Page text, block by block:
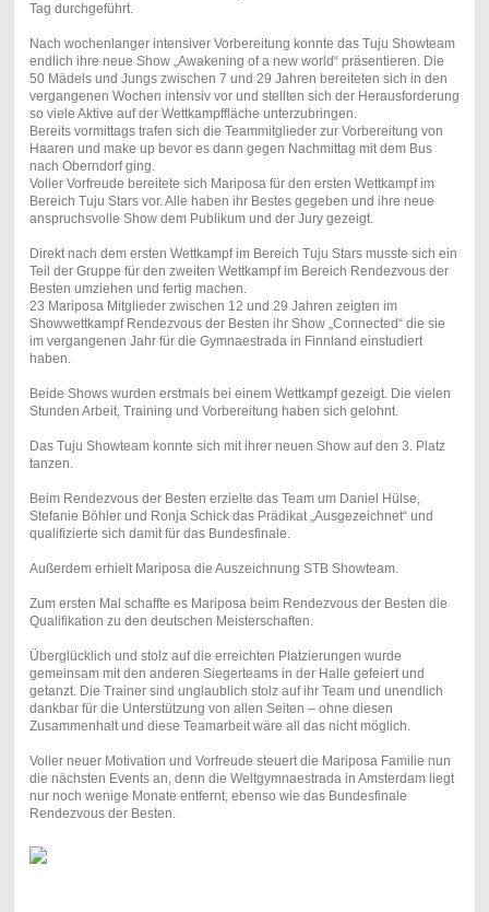
Tag durchgeführt.
Nach wochenlanger intensiver Vorbereitung konnte das Tuju Showteam
endlich ihre neue Show „Awakening of a new world“ präsentieren. Die
50 Mädels und Jungs zwischen 7 und 29 Jahren bereiteten sich in den
vergangenen Wochen intensiv vor und stellten sich der Herausforderung
so viele Aktive auf der Wettkampffläche unterzubringen.
Bereits vormittags trafen sich die Teammitglieder zur Vorbereitung von
Haaren und make up bevor es dann gegen Nachmittag mit dem Bus
nach Oberndorf ging.
Voller Vorfreude bereitete sich Mariposa für den ersten Wettkampf im
Bereich Tuju Stars vor. Alle haben ihr Bestes gegeben und ihre neue
anspruchsvolle Show dem Publikum und der Jury gezeigt.
Direkt nach dem ersten Wettkampf im Bereich Tuju Stars musste sich ein
Teil der Gruppe für den zweiten Wettkampf im Bereich Rendezvous der
Besten umziehen und fertig machen.
23 Mariposa Mitglieder zwischen 12 und 29 Jahren zeigten im
Showwettkampf Rendezvous der Besten ihr Show „Connected“ die sie
im vergangenen Jahr für die Gymnaestrada in Finnland einstudiert
haben.
Beide Shows wurden erstmals bei einem Wettkampf gezeigt. Die vielen
Stunden Arbeit, Training und Vorbereitung haben sich gelohnt.
Das Tuju Showteam konnte sich mit ihrer neuen Show auf den 3. Platz
tanzen.
Beim Rendezvous der Besten erzielte das Team um Daniel Hülse,
Stefanie Böhler und Ronja Schick das Prädikat „Ausgezeichnet“ und
qualifizierte sich damit für das Bundesfinale.
Außerdem erhielt Mariposa die Auszeichnung STB Showteam.
Zum ersten Mal schaffte es Mariposa beim Rendezvous der Besten die
Qualifikation zu den deutschen Meisterschaften.
Überglücklich und stolz auf die erreichten Platzierungen wurde
gemeinsam mit den anderen Siegerteams in der Halle gefeiert und
getanzt. Die Trainer sind unglaublich stolz auf ihr Team und unendlich
dankbar für die Unterstützung von allen Seiten – ohne diesen
Zusammenhalt und diese Teamarbeit wäre all das nicht möglich.
Voller neuer Motivation und Vorfreude steuert die Mariposa Familie nun
die nächsten Events an, denn die Weltgymnaestrada in Amsterdam liegt
nur noch wenige Monate entfernt, ebenso wie das Bundesfinale
Rendezvous der Besten.